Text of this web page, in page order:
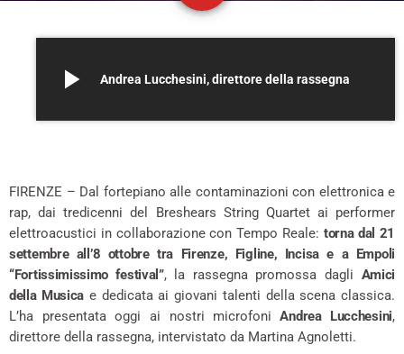
play_arrow Andrea Lucchesini, direttore della rassegna
FIRENZE – Dal fortepiano alle contaminazioni con elettronica e
rap, dai tredicenni del Breshears String Quartet ai performer
elettroacustici in collaborazione con Tempo Reale: torna dal 21
settembre all’8 ottobre tra Firenze, Figline, Incisa e a Empoli
“Fortissimissimo festival”, la rassegna promossa dagli Amici
della Musica e dedicata ai giovani talenti della scena classica.
L’ha presentata oggi ai nostri microfoni Andrea Lucchesini,
direttore della rassegna, intervistato da Martina Agnoletti.